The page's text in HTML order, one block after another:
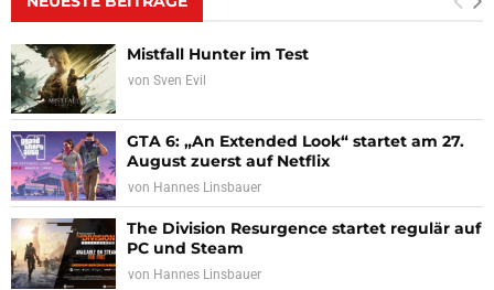
Mistfall Hunter im Test
von Sven Evil
GTA 6: „An Extended Look“ startet am 27.
August zuerst auf Netflix
von Hannes Linsbauer
The Division Resurgence startet regulär auf
PC und Steam
von Hannes Linsbauer